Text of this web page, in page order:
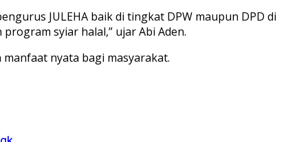
JULEHA baik di tingkat DPW maupun DPD di
syiar halal,” ujar Abi Aden.
nyata bagi masyarakat.